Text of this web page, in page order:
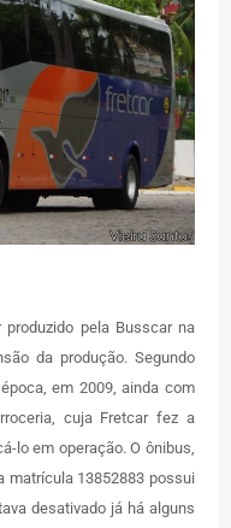
pela Busscar na
da produção. Segundo
em 2009, ainda com
cuja Fretcar fez a
lo em operação. O ônibus,
matrícula 13852883 possui
desativado já há alguns